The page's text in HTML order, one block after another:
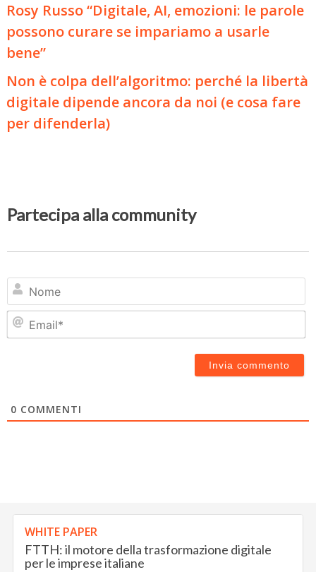
Rosy Russo “Digitale, AI, emozioni: le parole
possono curare se impariamo a usarle
bene”
Non è colpa dell’algoritmo: perché la libertà
digitale dipende ancora da noi (e cosa fare
per difenderla)
Partecipa alla community
0 COMMENTI
WHITE PAPER
FTTH: il motore della trasformazione digitale
per le imprese italiane